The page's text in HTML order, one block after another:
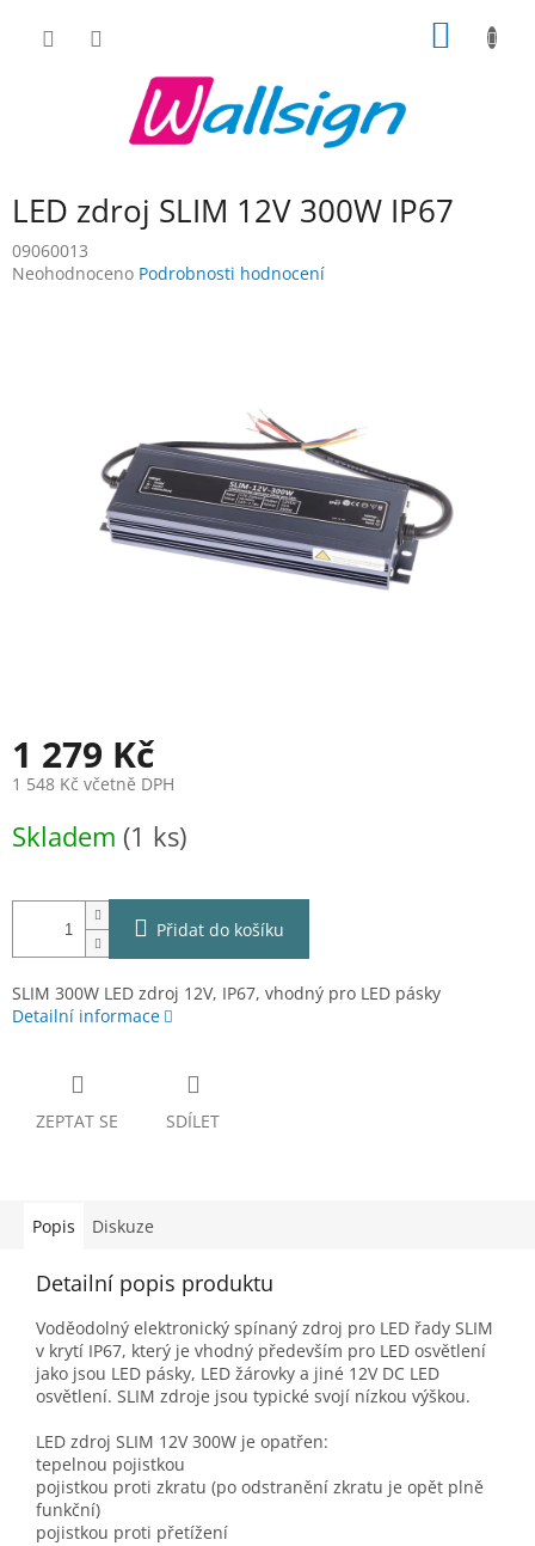
LED zdroj SLIM 12V 300W IP67
09060013
Průměrné
Neohodnoceno Podrobnosti hodnocení
1 279 Kč
1 548 Kč včetně DPH
cena:
Skladem (1 ks)
Přidat do košíku
SLIM 300W LED zdroj 12V, IP67, vhodný pro LED pásky
Detailní informace
ZEPTAT SE SDÍLET
Popis Diskuze
Detailní popis produktu
Voděodolný elektronický spínaný zdroj pro LED řady SLIM
v krytí IP67, který je vhodný především pro LED osvětlení
jako jsou LED pásky, LED žárovky a jiné 12V DC LED
osvětlení. SLIM zdroje jsou typické svojí nízkou výškou.
LED zdroj SLIM 12V 300W je opatřen:
tepelnou pojistkou
pojistkou proti zkratu (po odstranění zkratu je opět plně
funkční)
pojistkou proti přetížení